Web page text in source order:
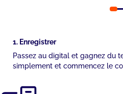
1. Enregistrer
Passez au digital et gagnez du
simplement et commencez le